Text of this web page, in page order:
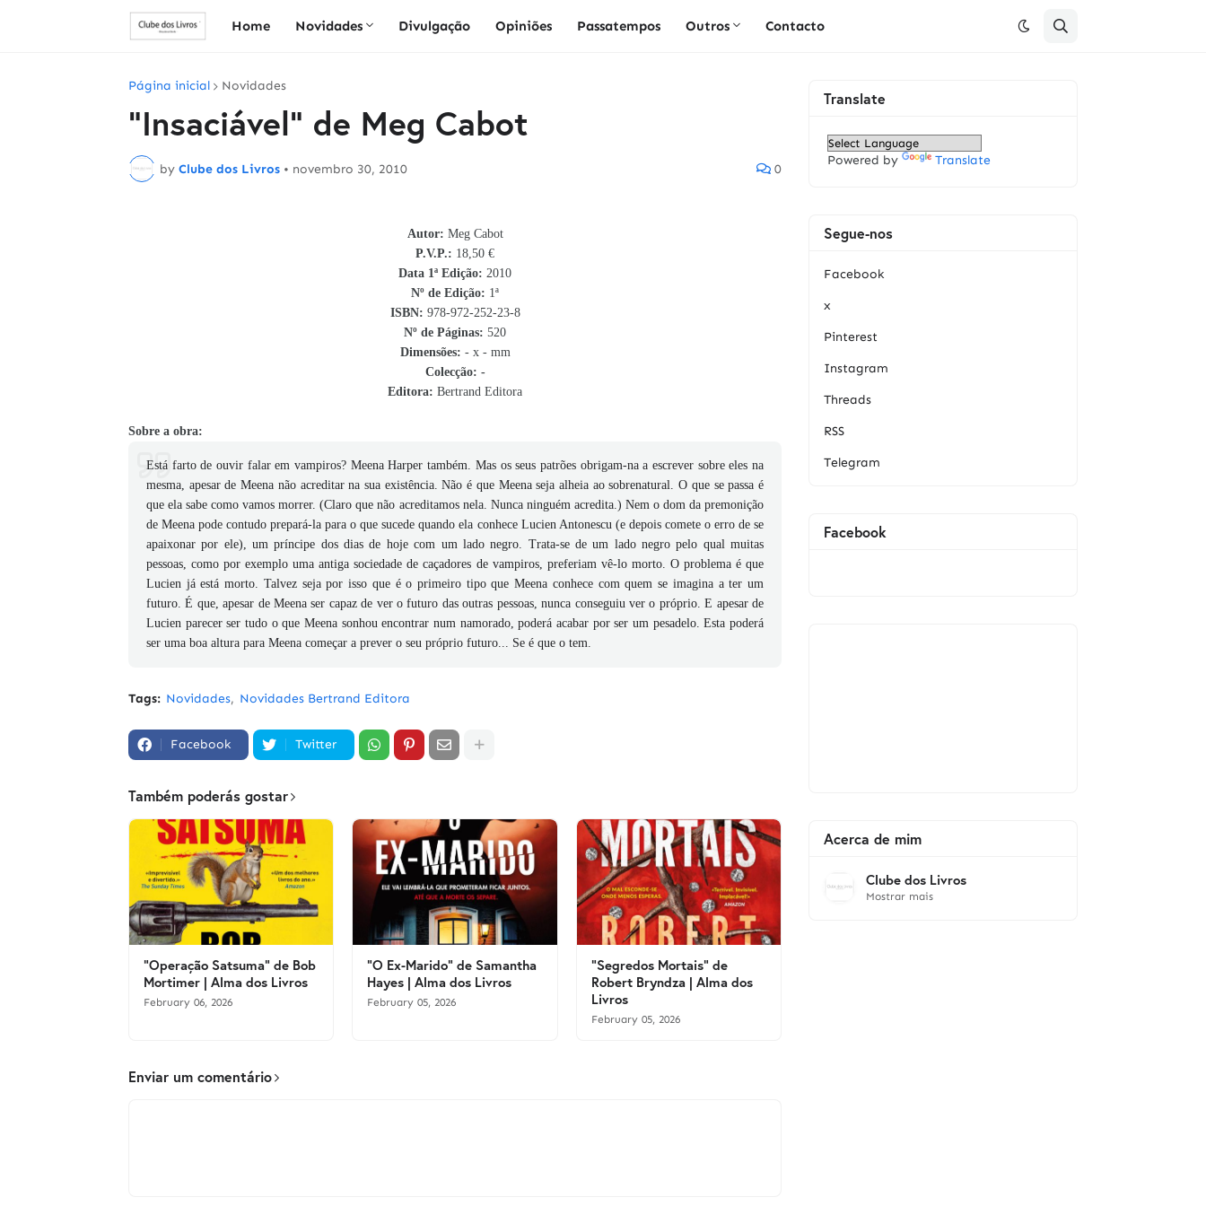
Home Novidades Divulgação Opiniões Passatempos Outros Contacto
Página inicial Novidades
"Insaciável" de Meg Cabot
by Clube dos Livros • novembro 30, 2010 0
Autor: Meg Cabot
P.V.P.: 18,50 €
Data 1ª Edição: 2010
Nº de Edição: 1ª
ISBN: 978-972-252-23-8
Nº de Páginas: 520
Dimensões: - x - mm
Colecção: -
Editora: Bertrand Editora
Sobre a obra:
Está farto de ouvir falar em vampiros? Meena Harper também. Mas os seus patrões obrigam-na a escrever sobre eles na
mesma, apesar de Meena não acreditar na sua existência. Não é que Meena seja alheia ao sobrenatural. O que se passa é
que ela sabe como vamos morrer. (Claro que não acreditamos nela. Nunca ninguém acredita.) Nem o dom da premonição
de Meena pode contudo prepará-la para o que sucede quando ela conhece Lucien Antonescu (e depois comete o erro de se
apaixonar por ele), um príncipe dos dias de hoje com um lado negro. Trata-se de um lado negro pelo qual muitas
pessoas, como por exemplo uma antiga sociedade de caçadores de vampiros, preferiam vê-lo morto. O problema é que
Lucien já está morto. Talvez seja por isso que é o primeiro tipo que Meena conhece com quem se imagina a ter um
futuro. É que, apesar de Meena ser capaz de ver o futuro das outras pessoas, nunca conseguiu ver o próprio. E apesar de
Lucien parecer ser tudo o que Meena sonhou encontrar num namorado, poderá acabar por ser um pesadelo. Esta poderá
ser uma boa altura para Meena começar a prever o seu próprio futuro... Se é que o tem.
Tags: Novidades Novidades Bertrand Editora
Facebook Twitter
Também poderás gostar
"Operação Satsuma" de Bob
Mortimer | Alma dos Livros
February 06, 2026
"O Ex-Marido" de Samantha
Hayes | Alma dos Livros
February 05, 2026
"Segredos Mortais" de
Robert Bryndza | Alma dos
Livros
February 05, 2026
Enviar um comentário
Translate
Powered by Translate
Segue-nos
Facebook
x
Pinterest
Instagram
Threads
RSS
Telegram
Facebook
Acerca de mim
Clube dos Livros
Mostrar mais